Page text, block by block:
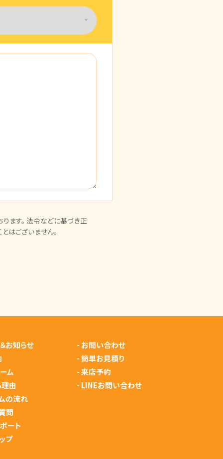
ます。 法令などに基づき正
はございません。
お知らせ
ム
由
の流れ
問
ート
プ
- お問い合わせ
-簡単お見積り
-来店予約
- LINEお問い合わせ